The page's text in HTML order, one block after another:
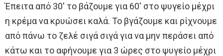
Έπειτα από 30′ το βάζουμε για 60′ στο ψυγείο μέχρι
η κρέμα να κρυώσει καλά. Το βγάζουμε και ρίχνουμε
από πάνω το ζελέ σιγά σιγά για να μην περάσει από
κάτω και το αφήνουμε για 3 ώρες στο ψυγείο μέχρι